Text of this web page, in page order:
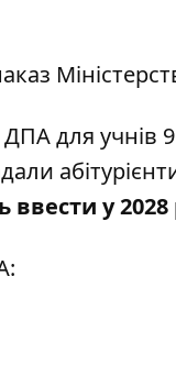
для учнів
у 2028